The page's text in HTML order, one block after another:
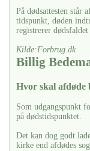
På dødsattesten står
tidspunkt, døden
registrerer
Kilde:Forbrug.dk
Billig
Hvor skal afdøde
Som udgangspunkt
på dødstidspunktet.
Det kan dog godt
kirke end afdødes